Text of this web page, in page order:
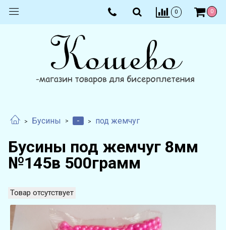
0 0
Бусины - под жемчуг
Бусины под жемчуг 8мм
№145в 500грамм
Товар отсутствует